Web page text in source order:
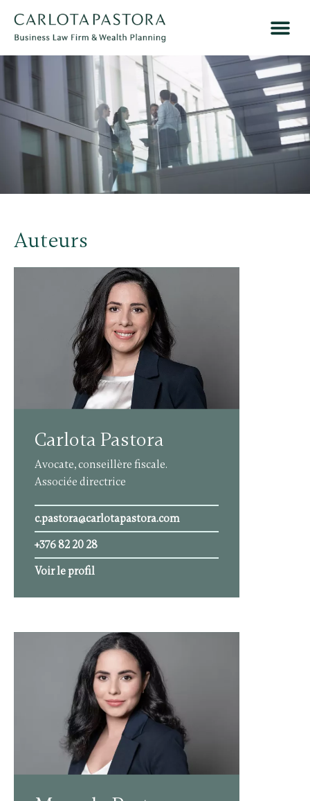
Auteurs
Carlota Pastora
Avocate, conseillère fiscale.
Associée directrice
c.pastora@carlotapastora.com
+376 82 20 28
Voir le profil